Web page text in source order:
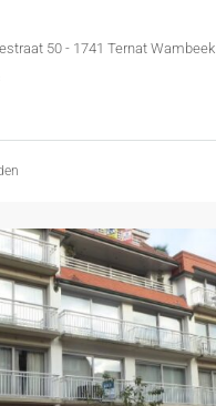
50 - 1741 Ternat Wambeek